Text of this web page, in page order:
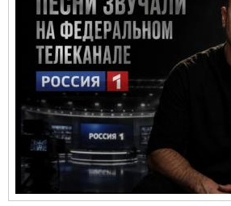
Правы працоўных
Сацыяльныя правы